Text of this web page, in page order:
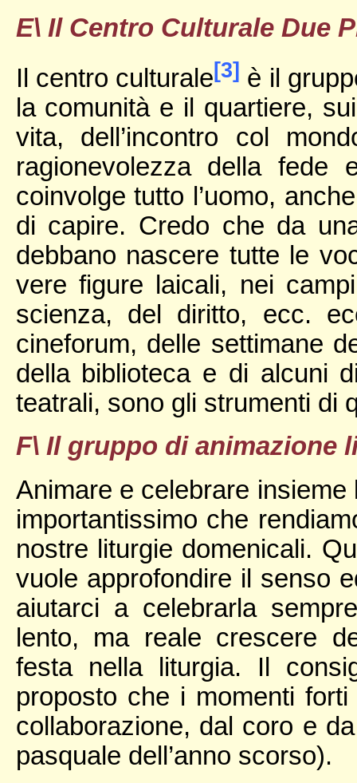
E\ Il Centro Culturale Due
Il centro culturale[3] è il
la comunità e il quartiere,
vita, dell’incontro col
ragionevolezza della
coinvolge tutto l’uomo,
di capire. Credo che da
debbano nascere tutte le
vere figure laicali, nei
scienza, del diritto, ecc.
cineforum, delle settimane
della biblioteca e di alcuni
teatrali, sono gli strumenti di
F\ Il gruppo di animazione
Animare e celebrare
importantissimo che
nostre liturgie domenicali.
vuole approfondire il senso
aiutarci a celebrarla
lento, ma reale crescere
festa nella liturgia. Il
proposto che i momenti
collaborazione, dal coro e
pasquale dell’anno scorso).